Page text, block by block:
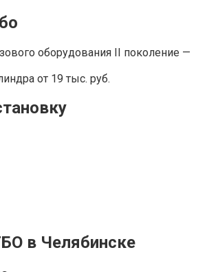
оборудования II поколение —
от 19 тыс. руб.
в Челябинске